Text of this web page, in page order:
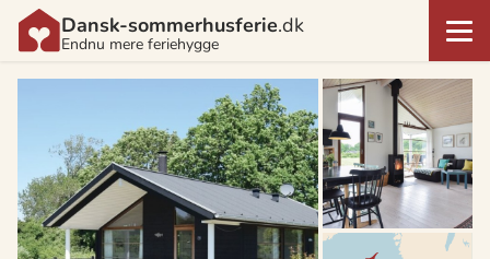
Dansk-sommerhusferie.dk
Endnu mere feriehygge